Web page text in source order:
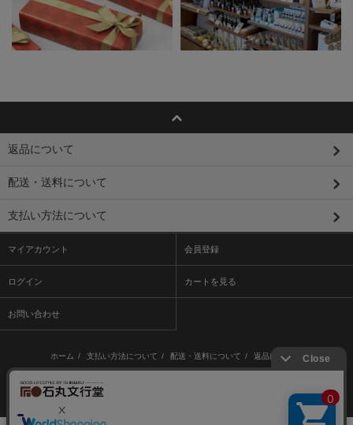
返品について
配送・送料について
支払い方法について
マイアカウント 会員登録
ログイン カートを見る
お問い合わせ
ホーム / 支払い方法について / 配送・送料について / 返品について
/
特定商取引法に基づく表記 / プライバシーポリシー / メルマガ登録・解除 / /